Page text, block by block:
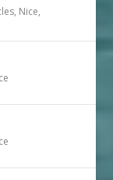
, Nice,